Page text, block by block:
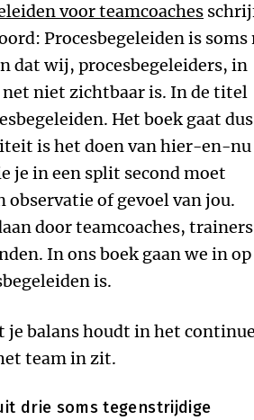
voor teamcoaches
Procesbegeleiden is soms
dat wij, procesbegeleiders, in
niet zichtbaar is. In de titel
Het boek gaat dus
is het doen van hier-en-nu
je in een split second moet
observatie of gevoel van jou.
door teamcoaches,
In ons boek gaan we in op
is.
je balans houdt in het continue
team in zit.
drie soms tegenstrijdige